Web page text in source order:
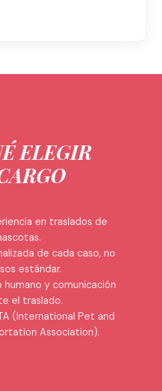
ELEGIR
en traslados de
de cada caso, no
estándar.
y comunicación
el traslado.
(International Pet and
Association).